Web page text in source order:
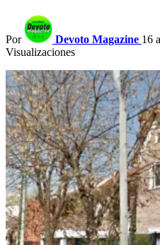
Por Devoto Magazine 16
Visualizaciones